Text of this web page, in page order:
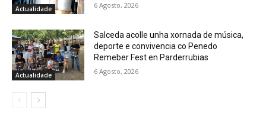
Actualidade 6 Agosto, 2026
Actualidade
Salceda acolle unha xornada de música,
deporte e convivencia co Penedo
Remeber Fest en Parderrubias
6 Agosto, 2026